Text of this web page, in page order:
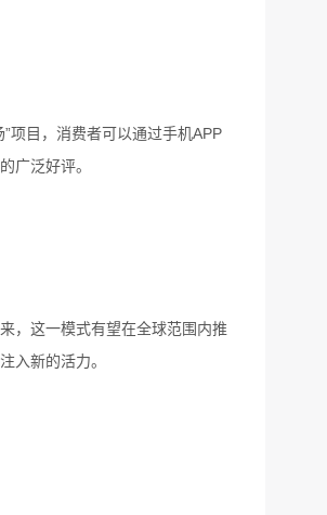
项目，消费者可以通过手机APP
广泛好评。
，这一模式有望在全球范围内推
入新的活力。